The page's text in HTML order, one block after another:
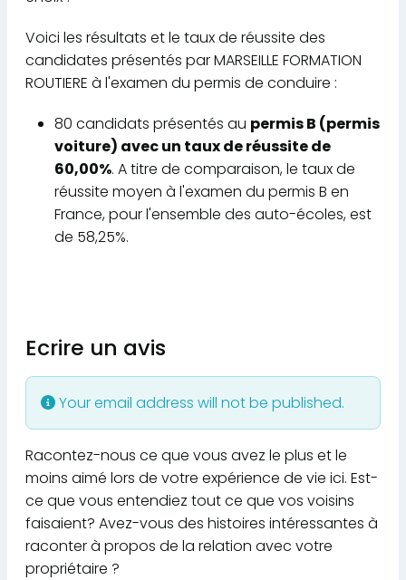
Voici les résultats et le taux de réussite des
candidates présentés par MARSEILLE FORMATION
ROUTIERE à l'examen du permis de conduire :
80 candidats présentés au permis B (permis
voiture) avec un taux de réussite de
60,00%. A titre de comparaison, le taux de
réussite moyen à l'examen du permis B en
France, pour l'ensemble des auto-écoles, est
de 58,25%.
Ecrire un avis
Your email address will not be published.
Racontez-nous ce que vous avez le plus et le
moins aimé lors de votre expérience de vie ici. Est-
ce que vous entendiez tout ce que vos voisins
faisaient? Avez-vous des histoires intéressantes à
raconter à propos de la relation avec votre
propriétaire ?